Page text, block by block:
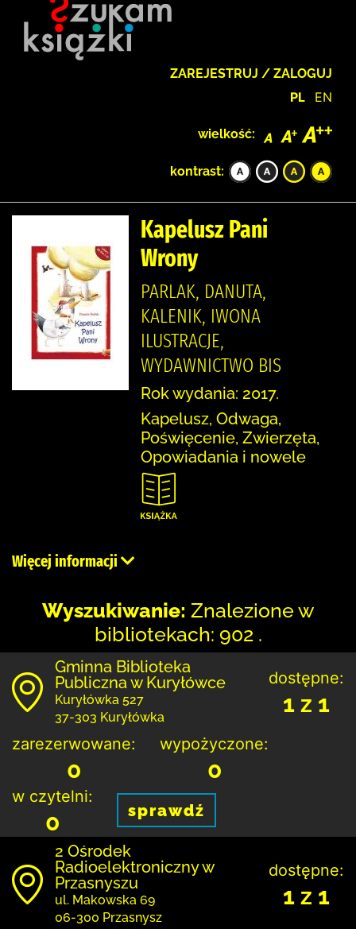
ZAREJESTRUJ / ZALOGUJ
PL EN
wielkość:
kontrast:
Kapelusz Pani
Wrony
PARLAK, DANUTA,
KALENIK, IWONA
ILUSTRACJE,
WYDAWNICTWO BIS
Rok wydania: 2017.
Kapelusz, Odwaga,
Poświęcenie, Zwierzęta,
Opowiadania i nowele
Więcej informacji
Wyszukiwanie: Znalezione w
bibliotekach: 902 .
Gminna Biblioteka
Publiczna w Kuryłówce
Kuryłówka 527
37-303 Kuryłówka
dostępne:
1 z 1
zarezerwowane:
0
wypożyczone:
0
w czytelni:
0 sprawdź
2 Ośrodek
Radioelektroniczny w
Przasnyszu
ul. Makowska 69
06-300 Przasnysz
dostępne:
1 z 1